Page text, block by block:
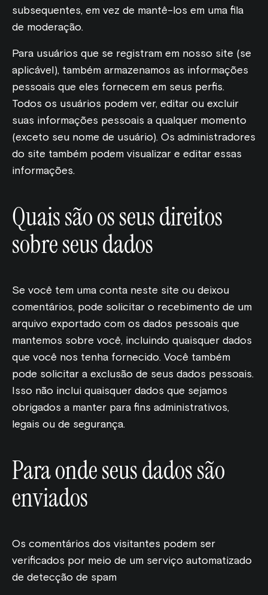
subsequentes, em vez de mantê-los em uma fila
de moderação.
Para usuários que se registram em nosso site (se
aplicável), também armazenamos as informações
pessoais que eles fornecem em seus perfis.
Todos os usuários podem ver, editar ou excluir
suas informações pessoais a qualquer momento
(exceto seu nome de usuário). Os administradores
do site também podem visualizar e editar essas
informações.
Quais são os seus direitos
sobre seus dados
Se você tem uma conta neste site ou deixou
comentários, pode solicitar o recebimento de um
arquivo exportado com os dados pessoais que
mantemos sobre você, incluindo quaisquer dados
que você nos tenha fornecido. Você também
pode solicitar a exclusão de seus dados pessoais.
Isso não inclui quaisquer dados que sejamos
obrigados a manter para fins administrativos,
legais ou de segurança.
Para onde seus dados são
enviados
Os comentários dos visitantes podem ser
verificados por meio de um serviço automatizado
de detecção de spam